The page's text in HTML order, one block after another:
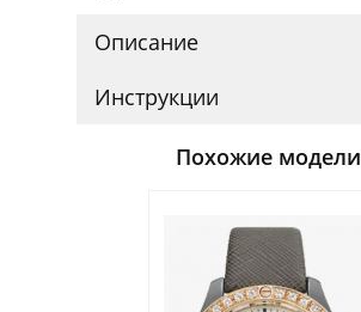
Описание
Инструкции
Похожие модели